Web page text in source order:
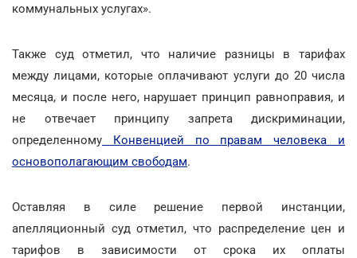
коммунальных услугах».
Также суд отметил, что наличие разницы в тарифах
между лицами, которые оплачивают услуги до 20 числа
месяца, и после него, нарушает принцип равноправия, и
не отвечает принципу запрета дискриминации,
определенному Конвенцией по правам человека и
основополагающим свободам.
Оставляя в силе решение первой инстанции,
апелляционный суд отметил, что распределение цен и
тарифов в зависимости от срока их оплаты